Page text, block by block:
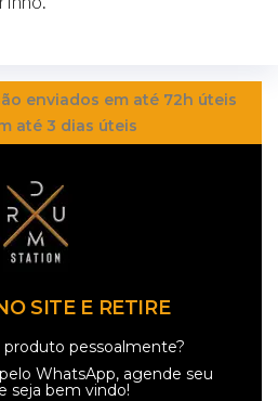
enviados em até 72h úteis
até 3 dias úteis
SITE E RETIRE
produto pessoalmente?
WhatsApp, agende seu
seja bem vindo!